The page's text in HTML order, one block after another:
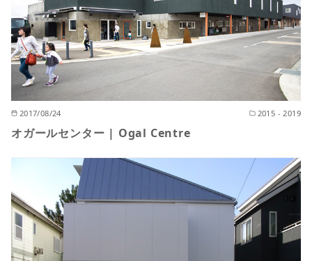
2017/08/24 2015 - 2019
オガールセンター | Ogal Centre